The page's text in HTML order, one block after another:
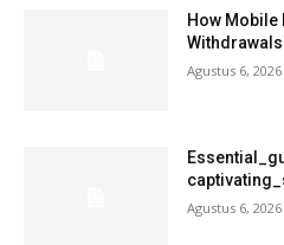
How Mobile
Agustus 6, 2026
Agustus 6, 2026